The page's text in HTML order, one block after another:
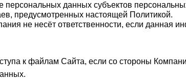
данных субъектов
предусмотренных настоящей Политикой.
не несёт ответственности, если данная
к файлам Сайта, если со стороны